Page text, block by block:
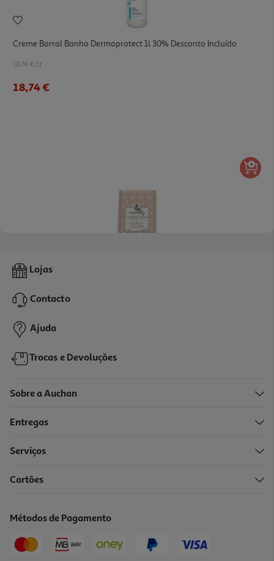
Creme Barral Banho Dermaprotect 1l 30% Desconto Incluído
18.74 €/Lt
18,74 €
Sabonete Nally Amendoa Mel 125g
3,14 €
Lojas
Contacto
Ajuda
Trocas e Devoluções
Sobre a Auchan
Entregas
Serviços
Cartões
Métodos de Pagamento